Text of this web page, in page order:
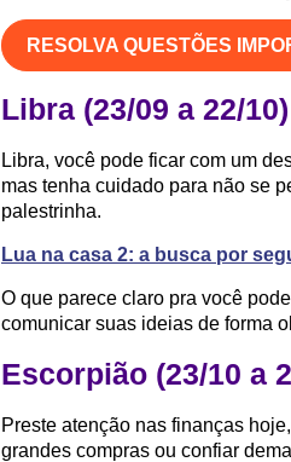
RESOLVA QUESTÕES
Libra (23/09 a 22/10)
Libra, você pode ficar com um
mas tenha cuidado para não se
palestrinha.
Lua na casa 2: a busca por
O que parece claro pra você
comunicar suas ideias de forma
Escorpião (23/10 a
Preste atenção nas finanças
grandes compras ou confiar